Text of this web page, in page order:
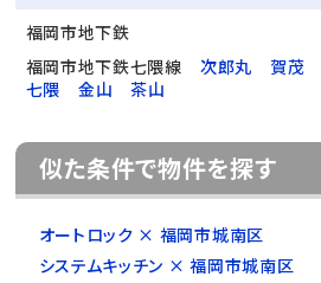
福岡市地下鉄
福岡市地下鉄七隈線
次郎丸 賀茂
七隈
金山 茶山
似た条件で物件を探す
オートロック × 福岡市城南区
システムキッチン × 福岡市城南区